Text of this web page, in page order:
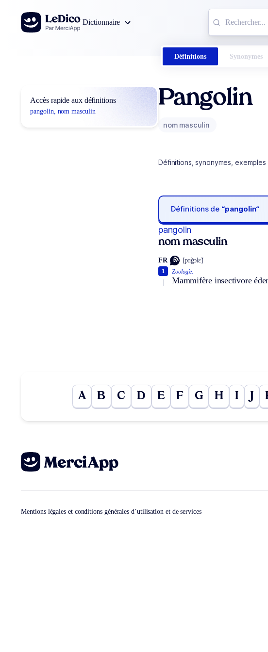
Aller au contenu
Dictionnaire
Définitions Synonymes
Accès rapide aux définitions
pangolin, nom masculin
Pangolin
nom masculin
Définitions, synonymes, exemples
Définitions de “pangolin“
pangolin
nom masculin
FR [pɑ̃gɔlɛ̃]
Zoologie.
Mammifère insectivore
1
A B C D E F G H I
Mentions légales et conditions générales d’utilisation et de services